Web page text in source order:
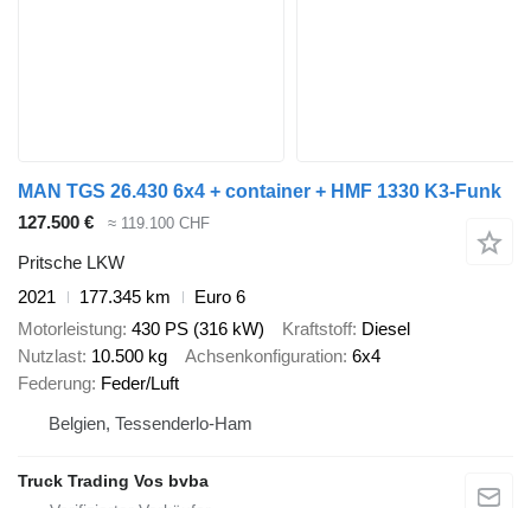
MAN TGS 26.430 6x4 + container + HMF 1330 K3-Funk
127.500 €
≈ 119.100 CHF
Pritsche LKW
2021
177.345 km
Euro 6
Motorleistung 430 PS (316 kW) Kraftstoff Diesel
Nutzlast 10.500 kg Achsenkonfiguration 6x4
Federung Feder/Luft
Belgien, Tessenderlo-Ham
Truck Trading Vos bvba